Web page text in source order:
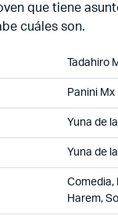
que tiene
cuáles son.
Tadahiro
Panini Mx
Yuna de
Yuna de
Comedia,
Harem,